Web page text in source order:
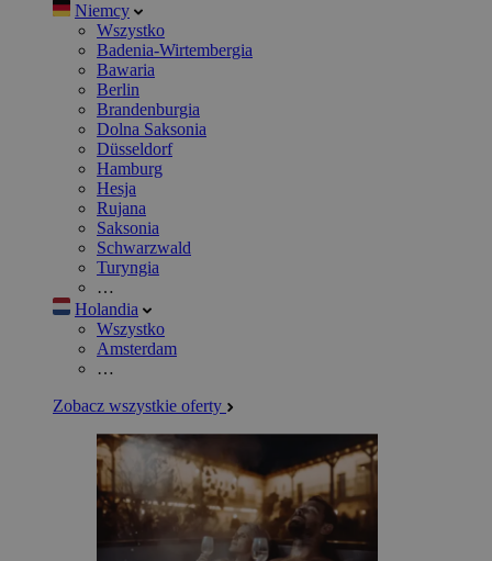
Niemcy
Wszystko
Badenia-Wirtembergia
Bawaria
Berlin
Brandenburgia
Dolna Saksonia
Düsseldorf
Hamburg
Hesja
Rujana
Saksonia
Schwarzwald
Turyngia
…
Holandia
Wszystko
Amsterdam
…
Zobacz wszystkie oferty